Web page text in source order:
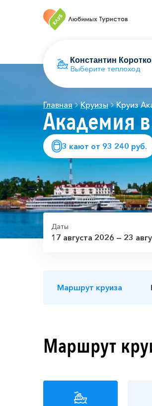
Выберите теплоход
Главная Круизы Круиз
Академия
3 кают от 93 240 руб.
Даты
17 августа 2026 — 23
Маршрут круиза
Маршрут